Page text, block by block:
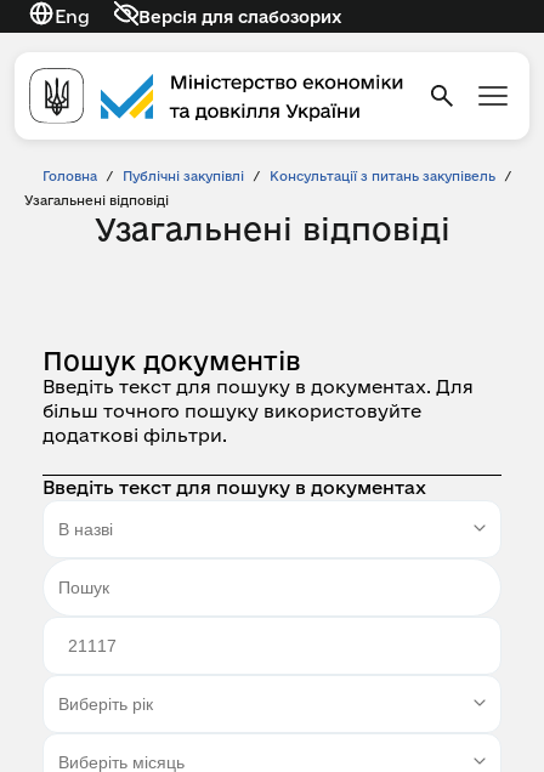
Eng Версія для слабозорих
Головна / Публічні закупівлі / Консультації з питань закупівель
/
Узагальнені відповіді
Узагальнені відповіді
Пошук документів
Введіть текст для пошуку в документах. Для
більш точного пошуку використовуйте
додаткові фільтри.
Введіть текст для пошуку в документах